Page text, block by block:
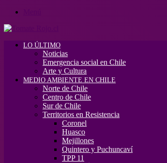
LO ÚLTIMO
Noticias
Emergencia social en Chile
Arte y Cultura
MEDIO AMBIENTE EN CHILE
Norte de Chile
Centro de Chile
Sur de Chile
Territorios en Resistencia
Coronel
Huasco
Mejillones
Quintero y Puchuncaví
TPP 11